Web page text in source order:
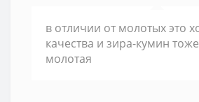
в отличии от молотых это
качества и зира-кумин
молотая